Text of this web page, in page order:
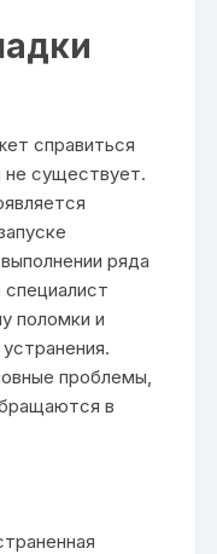
справиться
не существует.
ряда
поломки и
проблемы,
в